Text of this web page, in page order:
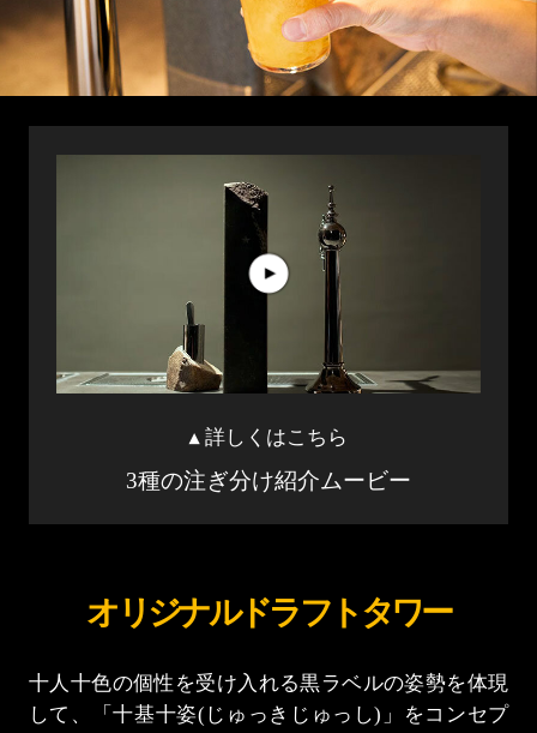
◀ 詳しくはこちら
3種の注ぎ分け紹介ムービー
オリジナルドラフトタワー
十人十色の個性を受け入れる黒ラベルの姿勢を体現
して、「十基十姿(じゅっきじゅっし)」をコンセプ